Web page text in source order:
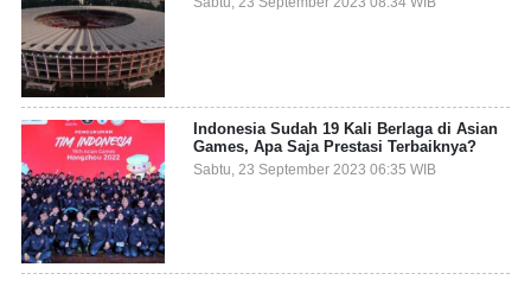
Indonesia Sudah 19 Kali Berlaga di Asian
Games, Apa Saja Prestasi Terbaiknya?
Sabtu, 23 September 2023 06:35 WIB